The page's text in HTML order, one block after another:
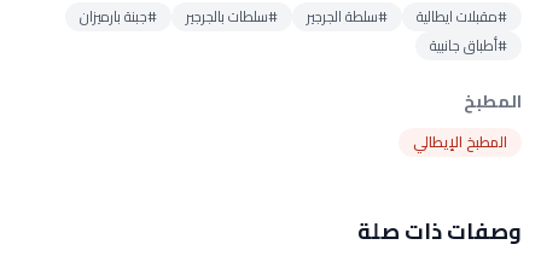
#مقبلات ايطالية #سلطة الجرجير #سلطات بالجرجير
#جبنة بارميزان
#أطباق جانبية
المطبخ
المطبخ الإيطالي
وصفات ذات صلة